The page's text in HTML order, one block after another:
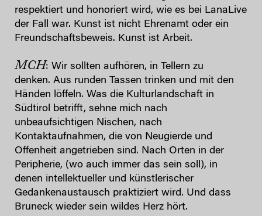
respektiert und honoriert wird, wie es bei LanaLive
der Fall war. Kunst ist nicht Ehrenamt oder ein
Freundschaftsbeweis. Kunst ist Arbeit.
MCH: Wir sollten aufhören, in Tellern zu
denken. Aus runden Tassen trinken und mit den
Händen löffeln. Was die Kulturlandschaft in
Südtirol betrifft, sehne mich nach
unbeaufsichtigen Nischen, nach
Kontaktaufnahmen, die von Neugierde und
Offenheit angetrieben sind. Nach Orten in der
Peripherie, (wo auch immer das sein soll), in
denen intellektueller und künstlerischer
Gedankenaustausch praktiziert wird. Und dass
Bruneck wieder sein wildes Herz hört.